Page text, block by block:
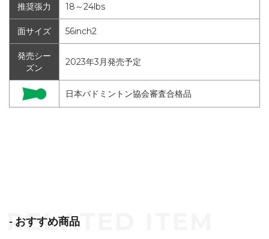
推奨張力 18～24lbs
面サイズ 56inch2
発売シー
ズン
2023年3月発売予定
日本バドミントン協会審査合格品
- おすすめ商品